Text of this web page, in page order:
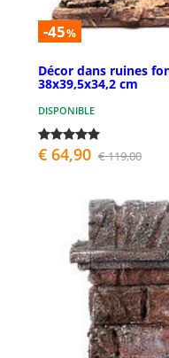
-45%
Décor dans ruines
38x39,5x34,2 cm
DISPONIBLE
€ 64,90 € 119,00